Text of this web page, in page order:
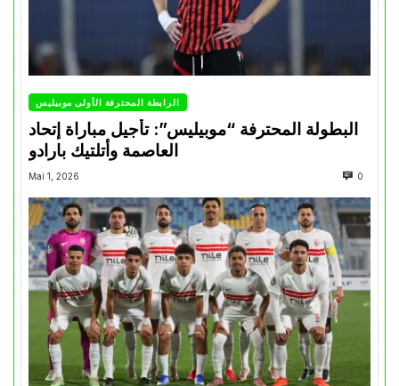
الرابطة المحترفة الأولى موبيليس
البطولة المحترفة “موبيليس”: تأجيل مباراة إتحاد
العاصمة وأتلتيك بارادو
Mai 1, 2026 0